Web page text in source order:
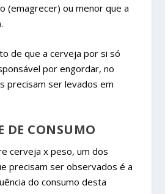
(emagrecer) ou menor que a
de que a cerveja por si só
por engordar, no
precisam ser levados em
DE CONSUMO
cerveja x peso, um dos
precisam ser observados é a
do consumo desta